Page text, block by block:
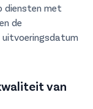
diensten met
de
uitvoeringsdatum
van